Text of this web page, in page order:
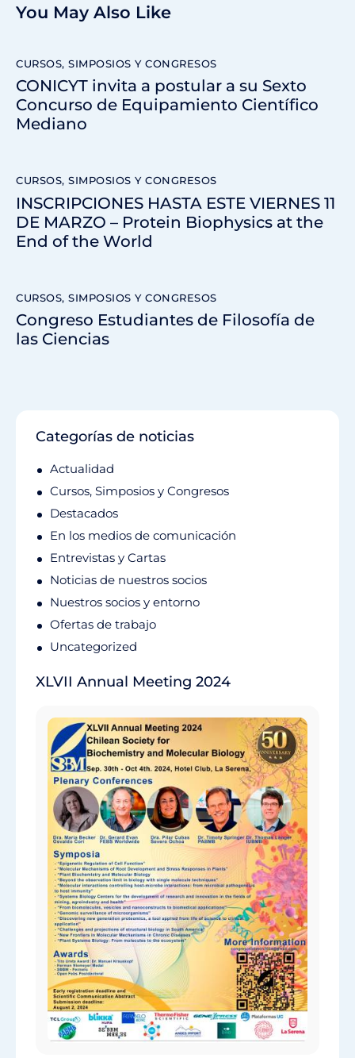
You May Also Like
CURSOS, SIMPOSIOS Y CONGRESOS
CONICYT invita a postular a su Sexto
Concurso de Equipamiento Científico
Mediano
CURSOS, SIMPOSIOS Y CONGRESOS
INSCRIPCIONES HASTA ESTE VIERNES 11
DE MARZO – Protein Biophysics at the
End of the World
CURSOS, SIMPOSIOS Y CONGRESOS
Congreso Estudiantes de Filosofía de
las Ciencias
Categorías de noticias
Actualidad
Cursos, Simposios y Congresos
Destacados
En los medios de comunicación
Entrevistas y Cartas
Noticias de nuestros socios
Nuestros socios y entorno
Ofertas de trabajo
Uncategorized
XLVII Annual Meeting 2024